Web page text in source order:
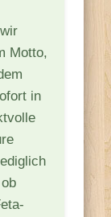
Motto,
in